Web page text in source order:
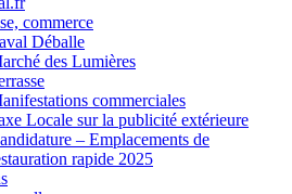
commerce
Déballe
des Lumières
commerciales
Locale sur la publicité extérieure
– Emplacements de
rapide 2025